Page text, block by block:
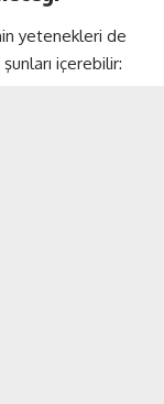
yetenekleri de
içerebilir: